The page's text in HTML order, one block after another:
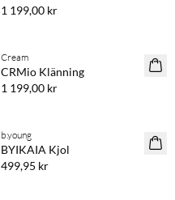
1 199,00 kr
NYHET
Cream
CRMio Klänning
1 199,00 kr
NYHET
b.young
BYIKAIA Kjol
499,95 kr